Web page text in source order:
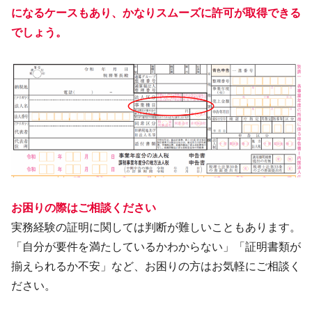
になるケースもあり、かなりスムーズに許可が取得できる
でしょう。
お困りの際はご相談ください
実務経験の証明に関しては判断が難しいこともあります。
「自分が要件を満たしているかわからない」「証明書類が
揃えられるか不安」など、お困りの方はお気軽にご相談く
ださい。